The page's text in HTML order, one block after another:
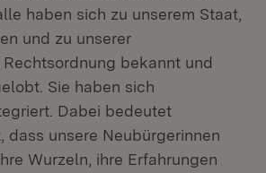
haben sich zu unserem Staat,
und zu unserer
bekannt und
Sie haben sich
Dabei bedeutet
dass unsere Neubürgerinnen
Wurzeln, ihre Erfahrungen